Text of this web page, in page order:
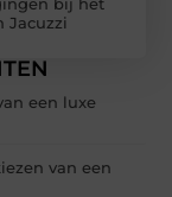
Jacuzzi
een luxe
van een